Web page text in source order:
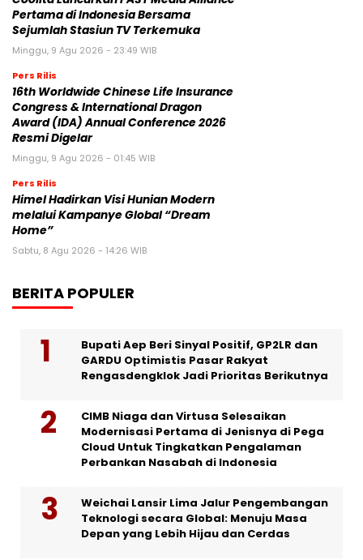
Pertama di Indonesia Bersama
Sejumlah Stasiun TV Terkemuka
Minggu, 9 Agu 2026 - 23:49 WIB
Pers Rilis
16th Worldwide Chinese Life Insurance
Congress & International Dragon
Award (IDA) Annual Conference 2026
Resmi Digelar
Minggu, 9 Agu 2026 - 01:45 WIB
Pers Rilis
Himel Hadirkan Visi Hunian Modern
melalui Kampanye Global “Dream
Home”
Sabtu, 8 Agu 2026 - 14:26 WIB
BERITA POPULER
Bupati Aep Beri Sinyal Positif, GP2LR dan
GARDU Optimistis Pasar Rakyat
Rengasdengklok Jadi Prioritas Berikutnya
CIMB Niaga dan Virtusa Selesaikan
Modernisasi Pertama di Jenisnya di Pega
Cloud Untuk Tingkatkan Pengalaman
Perbankan Nasabah di Indonesia
Weichai Lansir Lima Jalur Pengembangan
Teknologi secara Global: Menuju Masa
Depan yang Lebih Hijau dan Cerdas